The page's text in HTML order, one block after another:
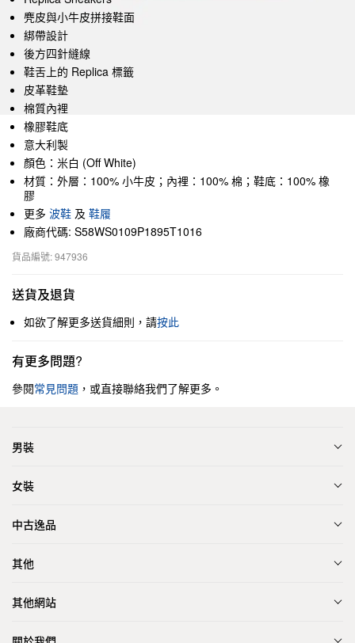
麂皮與小牛皮拼接鞋面
綁帶設計
後方四針縫線
鞋舌上的 Replica 標籤
皮革鞋墊
棉質內裡
橡膠鞋底
意大利製
顏色：米白 (Off White)
材質：外層：100% 小牛皮；內裡：100% 棉；鞋底：100% 橡
膠
更多 波鞋 及 鞋履
廠商代碼: S58WS0109P1895T1016
貨品編號: 947936
送貨及退貨
如欲了解更多送貨細則，請按此
有更多問題?
參閱常見問題 ，或直接聯絡我們了解更多。
男裝
女裝
中古逸品
其他
其他網站